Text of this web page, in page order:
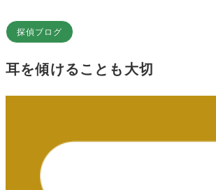
探偵ブログ
耳を傾けることも大切